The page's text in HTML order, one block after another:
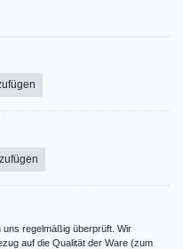
regelmäßig überprüft. Wir
auf die Qualität der Ware (zum